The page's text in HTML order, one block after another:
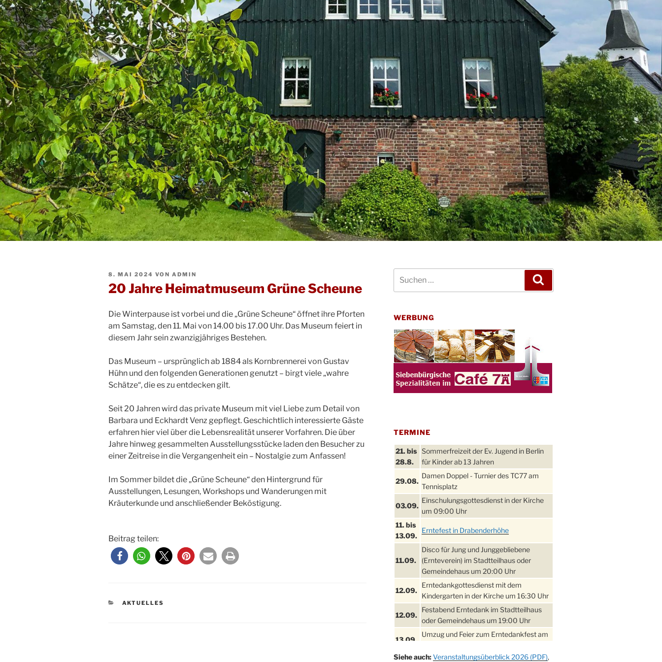
VERÖFFENTLICHT
AM
8. MAI 2024 VON ADMIN
20 Jahre Heimatmuseum Grüne Scheune
Die Winterpause ist vorbei und die „Grüne Scheune“ öffnet ihre Pforten
am Samstag, den 11. Mai von 14.00 bis 17.00 Uhr. Das Museum feiert in
diesem Jahr sein zwanzigjähriges Bestehen.
Das Museum – ursprünglich ab 1884 als Kornbrennerei von Gustav
Hühn und den folgenden Generationen genutzt – birgt viele „wahre
Schätze“, die es zu entdecken gilt.
Seit 20 Jahren wird das private Museum mit viel Liebe zum Detail von
Barbara und Eckhardt Venz gepflegt. Geschichtlich interessierte Gäste
erfahren hier viel über die Lebensrealität unserer Vorfahren. Die über
Jahre hinweg gesammelten Ausstellungsstücke laden den Besucher zu
einer Zeitreise in die Vergangenheit ein – Nostalgie zum Anfassen!
Im Sommer bildet die „Grüne Scheune“ den Hintergrund für
Ausstellungen, Lesungen, Workshops und Wanderungen mit
Kräuterkunde und anschließender Beköstigung.
Beitrag teilen:
KATEGORIEN
AKTUELLES
nach:
WERBUNG
TERMINE
21. bis
28.8.
Sommerfreizeit der Ev. Jugend in Berlin
für Kinder ab 13 Jahren
29.08.
Damen Doppel - Turnier des TC77 am
Tennisplatz
03.09.
Einschulungsgottesdienst in der Kirche
um 09:00 Uhr
11. bis
13.09.
Erntefest in Drabenderhöhe
11.09.
Disco für Jung und Junggebliebene
(Ernteverein) im Stadtteilhaus oder
Gemeindehaus um 20:00 Uhr
12.09.
Erntedankgottesdienst mit dem
Kindergarten in der Kirche um 16:30 Uhr
12.09.
Festabend Erntedank im Stadtteilhaus
oder Gemeindehaus um 19:00 Uhr
13.09.
Umzug und Feier zum Erntedankfest am
Schlagerabend im Stadtteilhaus
Siehe auch: Veranstaltungsüberblick 2026 (PDF),